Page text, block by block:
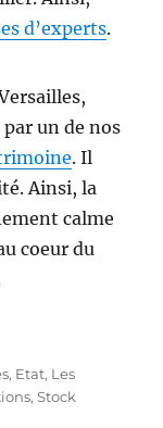
d’experts.
par un de nos
. Il
Ainsi, la
calme
coeur du
, Etat, Les
,Stock